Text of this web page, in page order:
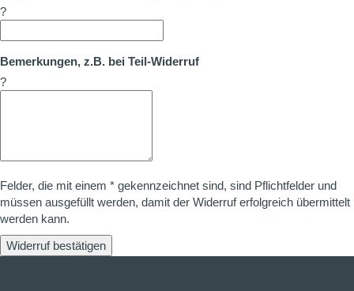
?
Bemerkungen, z.B. bei Teil-Widerruf
?
Felder, die mit einem * gekennzeichnet sind, sind Pflichtfelder und
müssen ausgefüllt werden, damit der Widerruf erfolgreich übermittelt
werden kann.
Widerruf bestätigen